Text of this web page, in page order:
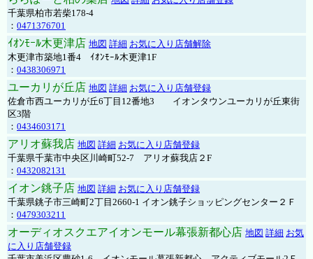
千葉県柏市若柴178-4
： 0471376701
ｲｵﾝﾓｰﾙ木更津店 地図 詳細 お気に入り店舗解除
木更津市築地1番4 ｲｵﾝﾓｰﾙ木更津1F
： 0438306971
ユーカリが丘店 地図 詳細 お気に入り店舗登録
佐倉市西ユーカリが丘6丁目12番地3 イオンタウンユーカリが丘東街
区3階
： 0434603171
アリオ蘇我店 地図 詳細 お気に入り店舗登録
千葉県千葉市中央区川崎町52-7 アリオ蘇我店２F
： 0432082131
イオン銚子店 地図 詳細 お気に入り店舗登録
千葉県銚子市三崎町2丁目2660-1 イオン銚子ショッピングセンター２Ｆ
： 0479303211
オーディオスクエアイオンモール幕張新都心店 地図 詳細 お気
に入り店舗登録